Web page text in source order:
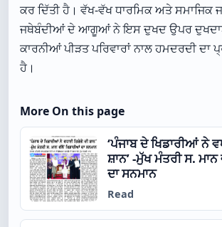
ਕਰ ਦਿੱਤੀ ਹੈ। ਵੱਖ-ਵੱਖ ਧਾਰਮਿਕ ਅਤੇ ਸਮਾਜਿਕ
ਜਥੇਬੰਦੀਆਂ ਦੇ ਆਗੂਆਂ ਨੇ ਇਸ ਦੁਖਦ ਉਪਰ
ਕਾਰਨੀਆਂ ਪੀੜਤ ਪਰਿਵਾਰਾਂ ਨਾਲ ਹਮਦਰਦੀ ਦਾ
ਹੈ।
More On this page
‘ਪੰਜਾਬ ਦੇ ਖਿਡਾਰੀਆਂ ਨੇ
ਸ਼ਾਨ’ -ਮੁੱਖ ਮੰਤਰੀ ਸ.
ਦਾ ਸਨਮਾਨ
Read